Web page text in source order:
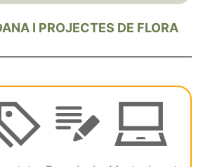
I PROJECTES DE FLORA